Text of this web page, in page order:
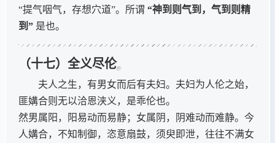
“提气咽气，存想穴道”。所谓 “神到则气到，气到则精
到” 是也。
（十七）全义尽伦
夫人之生，有男女而后有夫妇。夫妇为人伦之始，
匪媾合则无以洽恩浃义，是乖伦也。
然男属阳，阳易动而易静；女属阴，阴难动而难静。今
人媾合，不知制御，恣意扇鼓，须臾即泄，往往不满女